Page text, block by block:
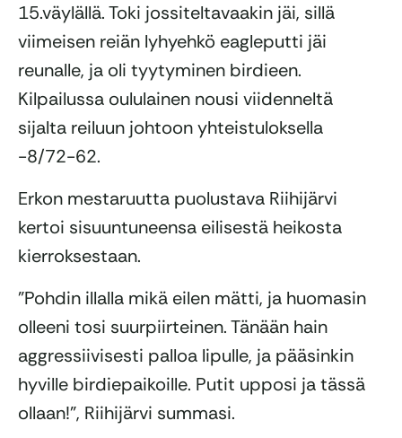
15.väylällä. Toki jossiteltavaakin jäi, sillä
viimeisen reiän lyhyehkö eagleputti jäi
reunalle, ja oli tyytyminen birdieen.
Kilpailussa oululainen nousi viidenneltä
sijalta reiluun johtoon yhteistuloksella
-8/72-62.
Erkon mestaruutta puolustava Riihijärvi
kertoi sisuuntuneensa eilisestä heikosta
kierroksestaan.
”Pohdin illalla mikä eilen mätti, ja huomasin
olleeni tosi suurpiirteinen. Tänään hain
aggressiivisesti palloa lipulle, ja pääsinkin
hyville birdiepaikoille. Putit upposi ja tässä
ollaan!”, Riihijärvi summasi.